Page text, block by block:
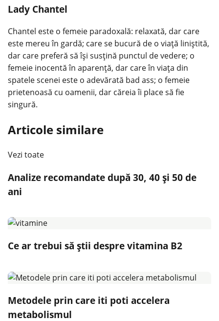
Lady Chantel
Chantel este o femeie paradoxală: relaxată, dar care
este mereu în gardă; care se bucură de o viaţă liniştită,
dar care preferă să îşi susţină punctul de vedere; o
femeie inocentă în aparenţă, dar care în viaţa din
spatele scenei este o adevărată bad ass; o femeie
prietenoasă cu oamenii, dar căreia îi place să fie
singură.
Articole similare
Vezi toate
Analize recomandate după 30, 40 și 50 de
ani
Ce ar trebui să știi despre vitamina B2
Metodele prin care iti poti accelera
metabolismul